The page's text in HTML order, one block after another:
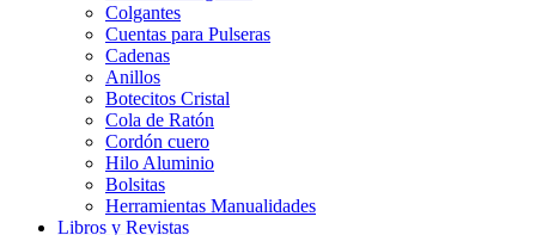
Colgantes
Cuentas para Pulseras
Cadenas
Anillos
Botecitos Cristal
Cola de Ratón
Cordón cuero
Hilo Aluminio
Bolsitas
Herramientas Manualidades
Libros y Revistas